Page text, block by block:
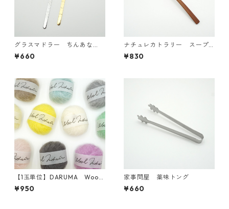
グラスマドラー ちんあな
ご にしきあなご
¥660
ナチュレカトラリー スープ
スプーン
¥830
【1玉単位】DARUMA Wool
Mohair(ウールモヘヤ)
¥950
家事問屋 薬味トング
¥660